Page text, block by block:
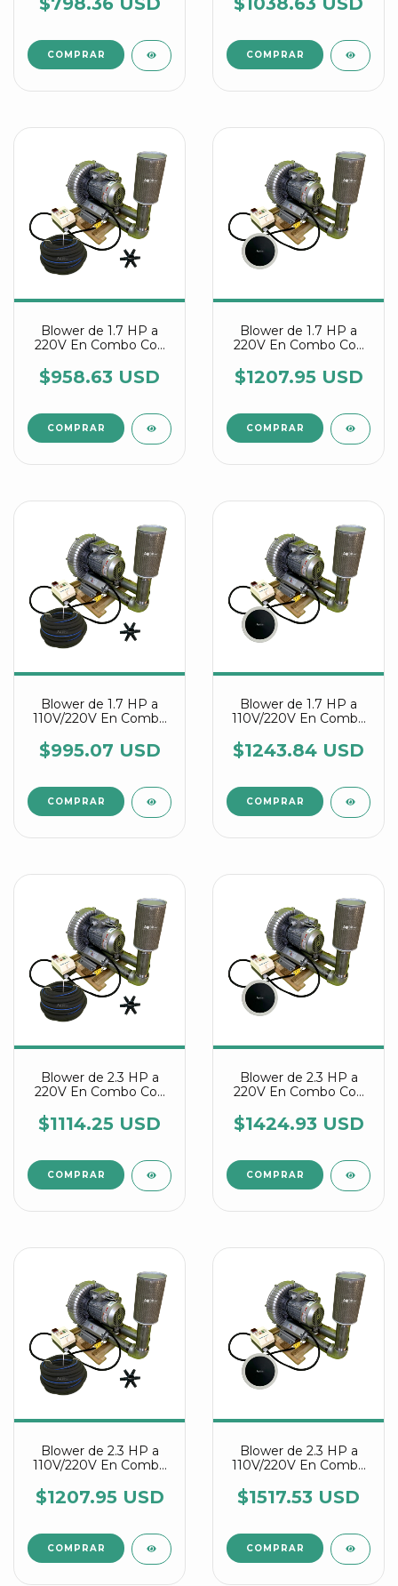
Estrella Agrair
Blower de 1.7 HP a
220V En Combo Con
Conectores Estrella
Agrair
$958.63 USD
Blower de 1.7 HP a
220V En Combo Con
$1207.95 USD
Blower de 1.7 HP a
110V/220V En Combo
Difusora Y Conectores
Estrella Agrair
$995.07 USD
Blower de 1.7 HP a
110V/220V En Combo
Agrair
$1243.84 USD
Blower de 2.3 HP a
220V En Combo Con
Conectores Estrella
Agrair
$1114.25 USD
Blower de 2.3 HP a
220V En Combo Con
$1424.93 USD
Blower de 2.3 HP a
110V/220V En Combo
Difusora Y Conectores
Estrella Agrair
$1207.95 USD
Blower de 2.3 HP a
110V/220V En Combo
Agrair
$1517.53 USD